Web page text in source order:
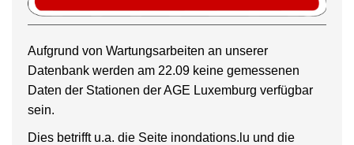
Aufgrund von Wartungsarbeiten an unserer
Datenbank werden am 22.09 keine gemessenen
Daten der Stationen der AGE Luxemburg verfügbar
sein.
Dies betrifft u.a. die Seite inondations.lu und die